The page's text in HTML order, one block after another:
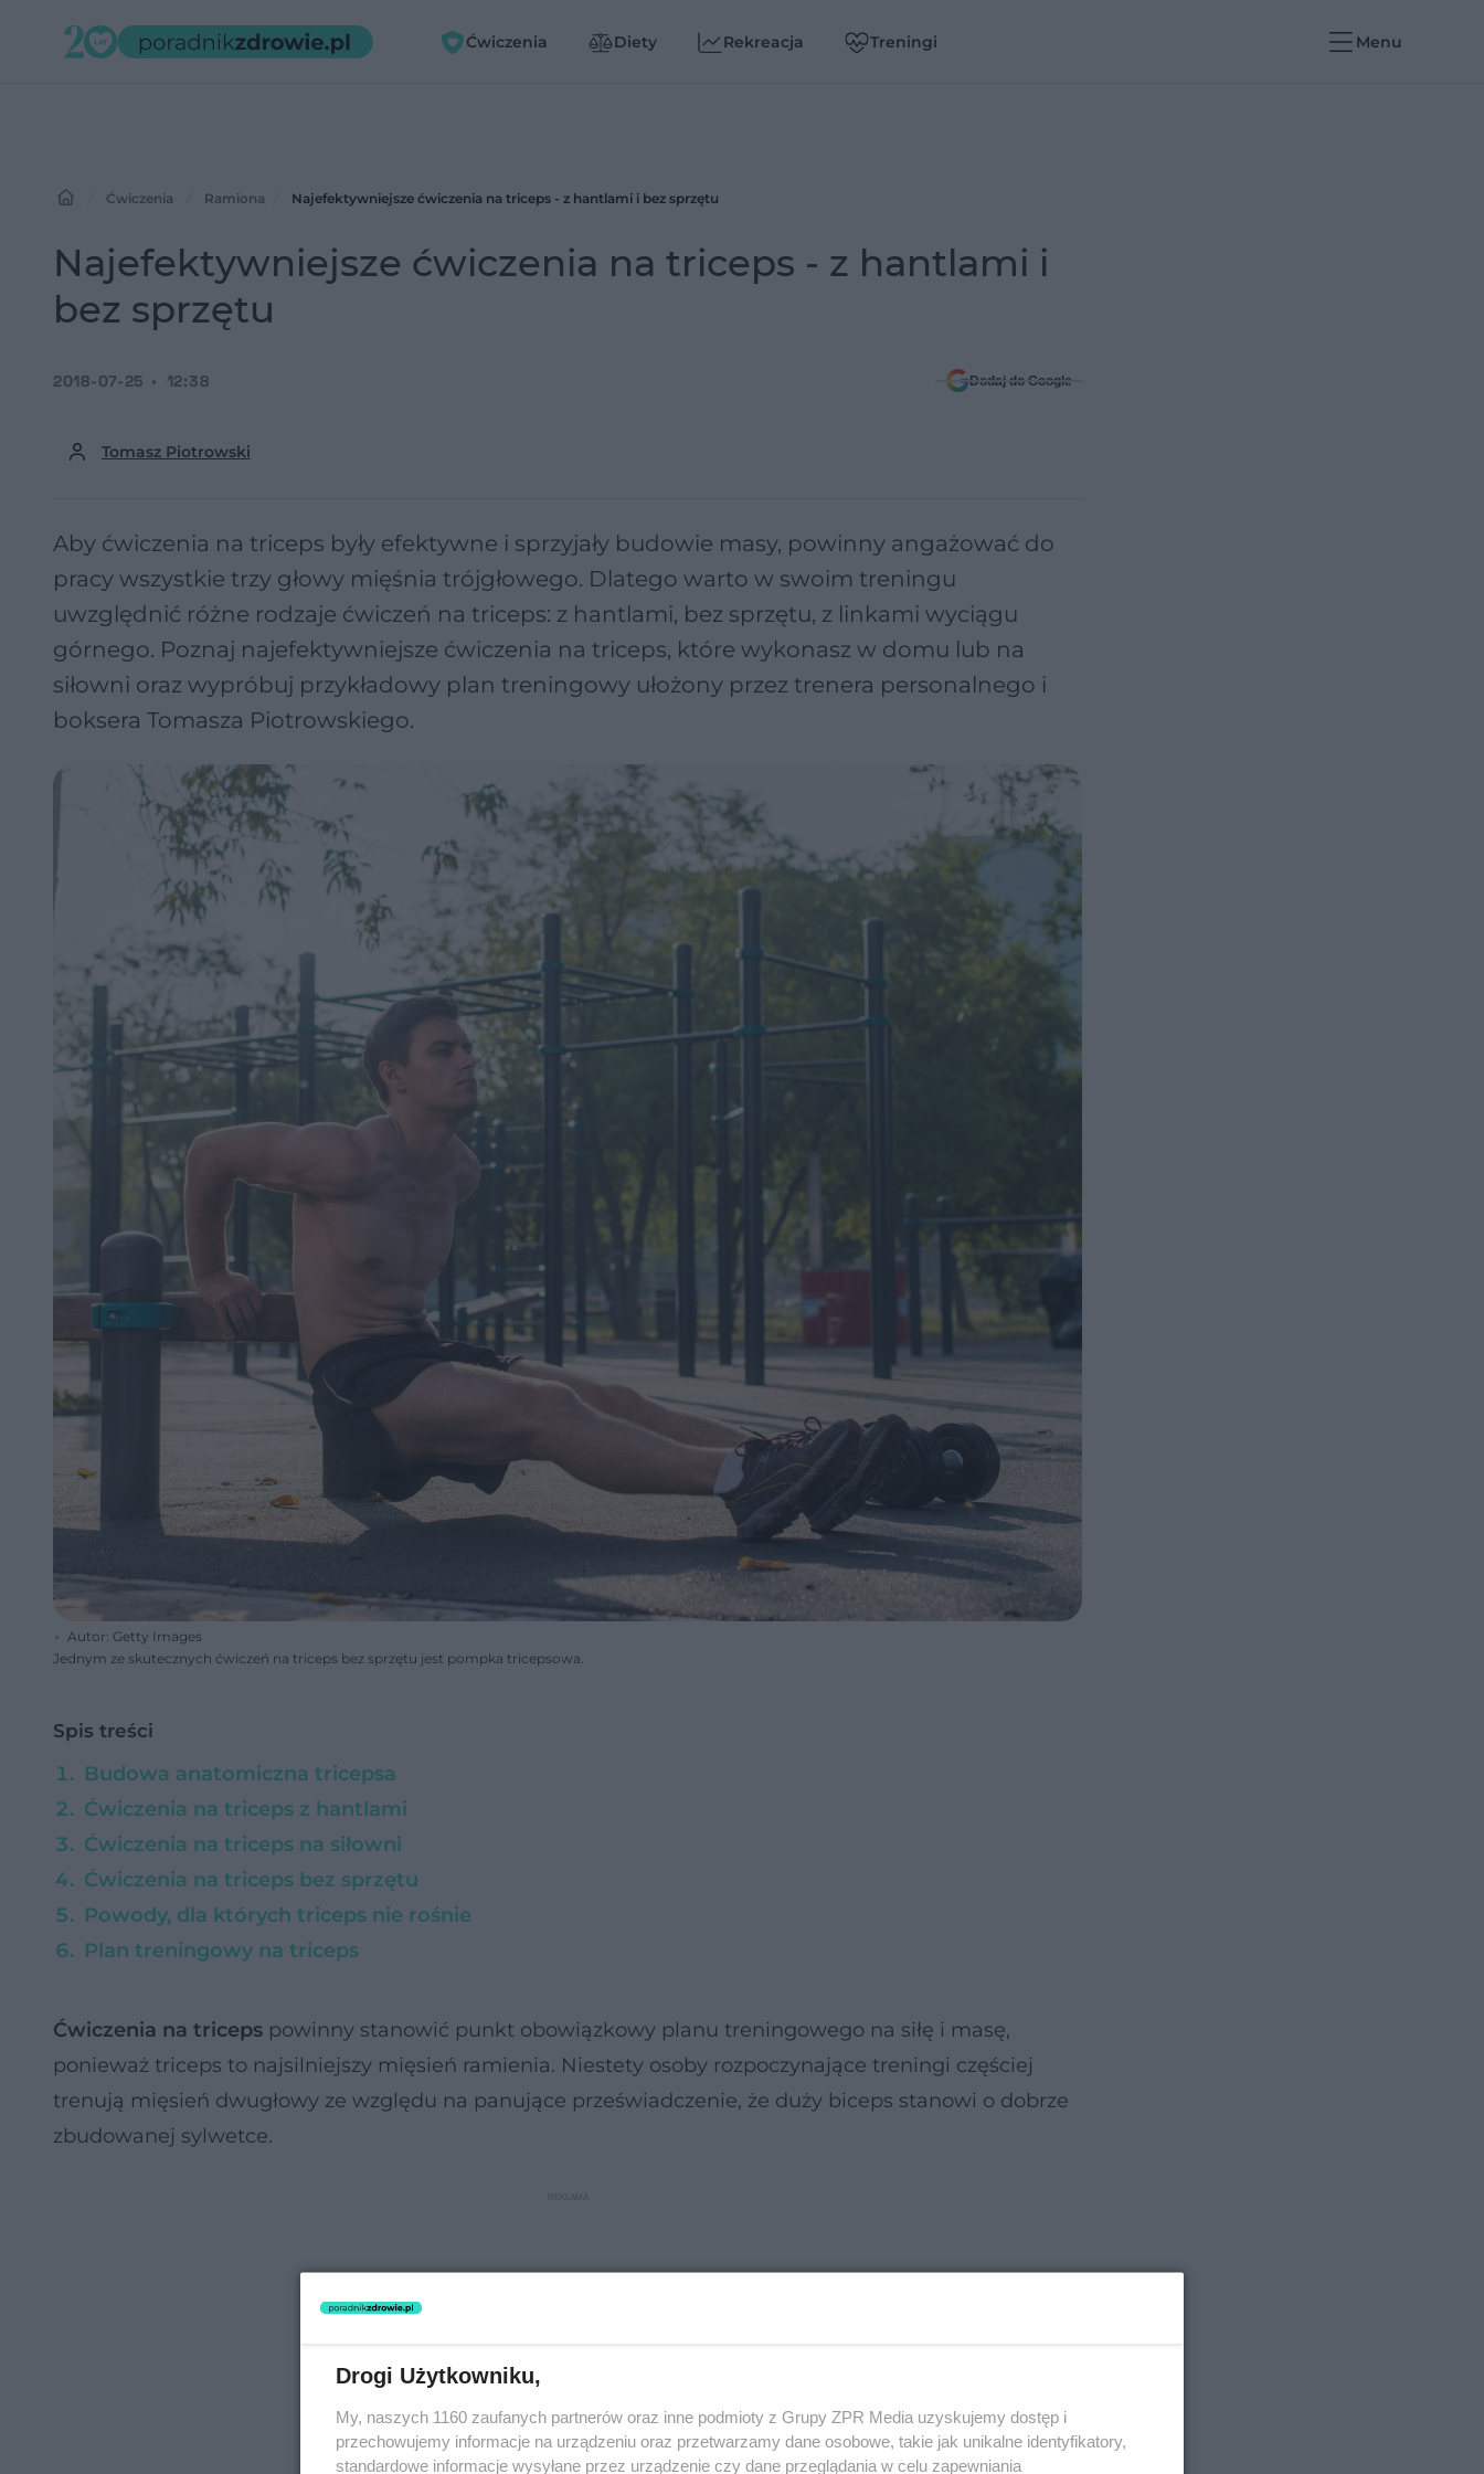
Ćwiczenia Diety Rekreacja Treningi Menu
Ćwiczenia Ramiona Najefektywniejsze ćwiczenia na triceps - z hantlami i bez sprzętu
Najefektywniejsze ćwiczenia na triceps - z hantlami i
bez sprzętu
Tomasz Piotrowski
2018-07-25 12:38 Dodaj do Google
Aby ćwiczenia na triceps były efektywne i sprzyjały budowie masy, powinny angażować do
pracy wszystkie trzy głowy mięśnia trójgłowego. Dlatego warto w swoim treningu
uwzględnić różne rodzaje ćwiczeń na triceps: z hantlami, bez sprzętu, z linkami wyciągu
górnego. Poznaj najefektywniejsze ćwiczenia na triceps, które wykonasz w domu lub na
siłowni oraz wypróbuj przykładowy plan treningowy ułożony przez trenera personalnego i
boksera Tomasza Piotrowskiego.
Autor: Getty Images
Jednym ze skutecznych ćwiczeń na triceps bez sprzętu jest pompka tricepsowa.
Spis treści
Budowa anatomiczna tricepsa
Ćwiczenia na triceps z hantlami
Ćwiczenia na triceps na siłowni
Ćwiczenia na triceps bez sprzętu
Powody, dla których triceps nie rośnie
Plan treningowy na triceps
Ćwiczenia na triceps powinny stanowić punkt obowiązkowy planu treningowego na siłę i masę,
ponieważ triceps to najsilniejszy mięsień ramienia. Niestety osoby rozpoczynające treningi częściej
trenują mięsień dwugłowy ze względu na panujące przeświadczenie, że duży biceps stanowi o dobrze
zbudowanej sylwetce.
Drogi Użytkowniku,
My, naszych 1160 zaufanych partnerów oraz inne podmioty z Grupy ZPR Media uzyskujemy dostęp i
przechowujemy informacje na urządzeniu oraz przetwarzamy dane osobowe, takie jak unikalne identyfikatory,
standardowe informacje wysyłane przez urządzenie czy dane przeglądania w celu zapewniania